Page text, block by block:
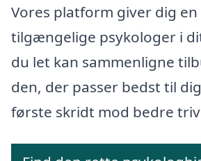
Vores platform giver dig
tilgængelige psykologer i
du let kan sammenligne
den, der passer bedst til
første skridt mod bedre